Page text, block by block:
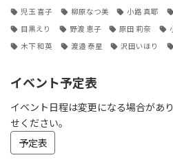
児玉 喜子 柳原なつ美 小路 真耶
目黒えり 野渡 恵子 原田 莉奈
木下 和英 渡邉 泰星 沢田いほり
イベント予定表
イベント日程は変更になる場合があ
せください。
予定表